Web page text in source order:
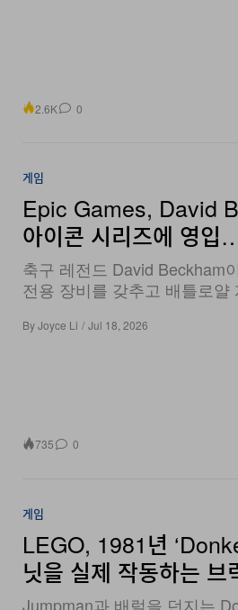
2.6K 0
게임
Epic Games, David
아이콘 시리즈에 영입
축구 레전드 David Beckham
전용 장비를 갖추고 배틀로얄
ByJoyce Li / Jul 18, 2026
735 0
게임
LEGO, 1981년
닛을 실제 작동하는 브
Jumpman과 배럴을 던지는